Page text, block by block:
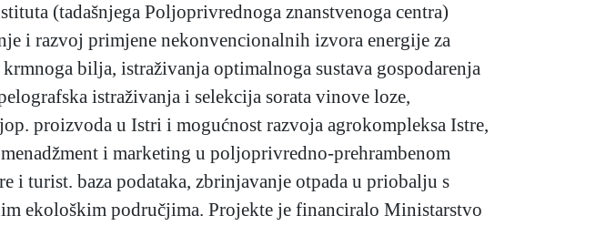
(tadašnjega Poljoprivrednoga znanstvenoga centra)
i razvoj primjene nekonvencionalnih izvora energije za
bilja, istraživanja optimalnoga sustava gospodarenja
istraživanja i selekcija sorata vinove loze,
proizvoda u Istri i mogućnost razvoja agrokompleksa Istre,
i marketing u poljoprivredno-prehrambenom
i turist. baza podataka, zbrinjavanje otpada u priobalju s
ekološkim područjima. Projekte je financiralo Ministarstvo